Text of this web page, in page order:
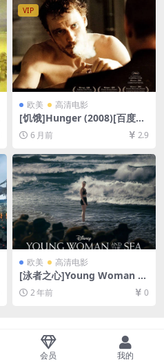
VIP
欧美 高清电影
[饥饿]Hunger (2008)[百度网
盘+夸克网盘1080P超清未删
减资源][网盘在线播放/下载]
6 月前 2.9
欧美 高清电影
[泳者之心]Young Woman a
nd the Sea (2024)[百度网盘
+夸克网盘1080P超清未删减
2 年前 0
会员 我的